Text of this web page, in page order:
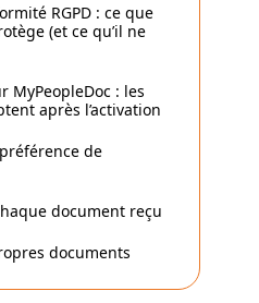
RGPD : ce que
(et ce qu’il ne
MyPeopleDoc : les
après l’activation
de
document reçu
documents